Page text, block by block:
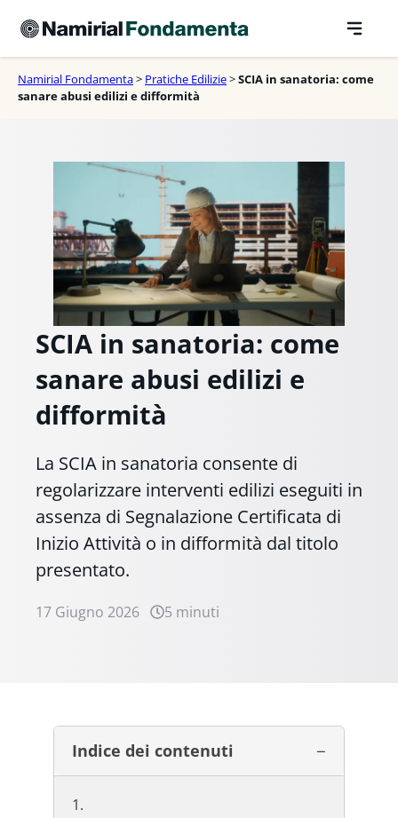
contenuto
Namirial Fondamenta> Pratiche Edilizie>SCIA in sanatoria: come
sanare abusi edilizi e difformità
SCIA in sanatoria: come
sanare abusi edilizi e
difformità
La SCIA in sanatoria consente di
regolarizzare interventi edilizi eseguiti in
assenza di Segnalazione Certificata di
Inizio Attività o in difformità dal titolo
presentato.
17 Giugno 2026 5 minuti
Indice dei contenuti